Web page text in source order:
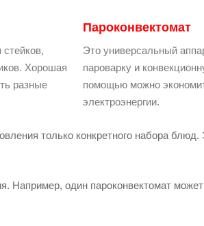
Хорошая
разные
Пароконвектомат
Это универсальный
пароварку и
помощью можно
электроэнергии.
только конкретного набора
один пароконвектомат может